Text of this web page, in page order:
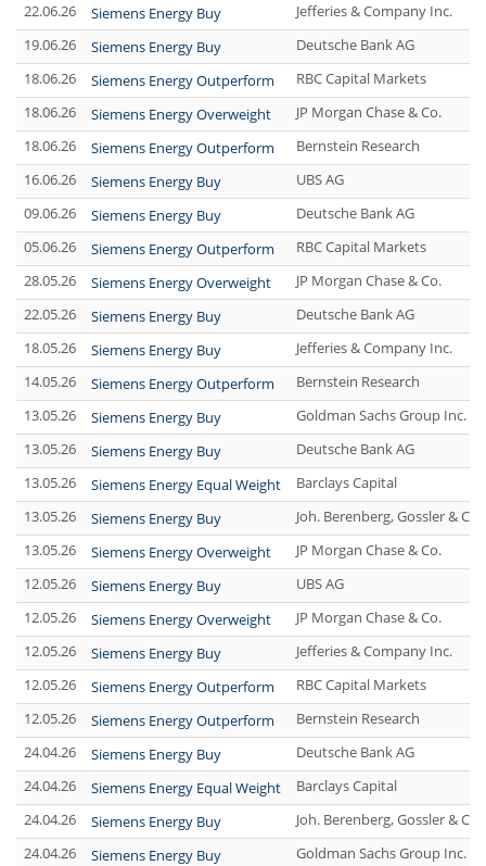
22.06.26
Siemens Energy Buy
Jefferies & Company Inc.
19.06.26
Siemens Energy Buy
Deutsche Bank AG
18.06.26
Siemens Energy Outperform
RBC Capital Markets
18.06.26
Siemens Energy Overweight
JP Morgan Chase & Co.
18.06.26
Siemens Energy Outperform
Bernstein Research
16.06.26
Siemens Energy Buy
UBS AG
09.06.26
Siemens Energy Buy
Deutsche Bank AG
05.06.26
Siemens Energy Outperform
RBC Capital Markets
28.05.26
Siemens Energy Overweight
JP Morgan Chase & Co.
22.05.26
Siemens Energy Buy
Deutsche Bank AG
18.05.26
Siemens Energy Buy
Jefferies & Company Inc.
14.05.26
Siemens Energy Outperform
Bernstein Research
13.05.26
Siemens Energy Buy
Goldman Sachs Group Inc.
13.05.26
Siemens Energy Buy
Deutsche Bank AG
13.05.26
Siemens Energy Equal Weight
Barclays Capital
13.05.26
Siemens Energy Buy
Joh. Berenberg, Gossler &
13.05.26
Siemens Energy Overweight
JP Morgan Chase & Co.
12.05.26
Siemens Energy Buy
UBS AG
12.05.26
Siemens Energy Overweight
JP Morgan Chase & Co.
12.05.26
Siemens Energy Buy
Jefferies & Company Inc.
12.05.26
Siemens Energy Outperform
RBC Capital Markets
12.05.26
Siemens Energy Outperform
Bernstein Research
24.04.26
Siemens Energy Buy
Deutsche Bank AG
24.04.26
Siemens Energy Equal Weight
Barclays Capital
24.04.26
Siemens Energy Buy
Joh. Berenberg, Gossler &
24.04.26
Siemens Energy Buy
Goldman Sachs Group Inc.